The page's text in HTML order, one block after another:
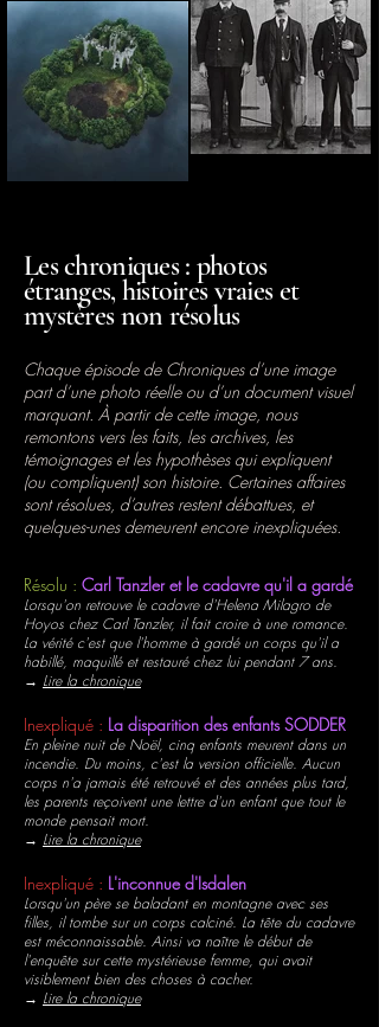
Les chroniques : photos
étranges, histoires vraies et
mystères non résolus
Chaque épisode de Chroniques d’une image
part d’une photo réelle ou d’un document visuel
marquant. À partir de cette image, nous
remontons vers les faits, les archives, les
témoignages et les hypothèses qui expliquent
(ou compliquent) son histoire. Certaines affaires
sont résolues, d’autres restent débattues, et
quelques-unes demeurent encore inexpliquées.
Résolu : Carl Tanzler et le cadavre qu'il a gardé
Lorsqu'on retrouve le cadavre d'Helena Milagro de
Hoyos chez Carl Tanzler, il fait croire à une romance.
La vérité c'est que l'homme à gardé un corps qu'il a
habillé, maquillé et restauré chez lui pendant 7 ans.
→ Lire la chronique
Inexpliqué : La disparition des enfants SODDER
En pleine nuit de Noël, cinq enfants meurent dans un
incendie. Du moins, c'est la version officielle. Aucun
corps n'a jamais été retrouvé et des années plus tard,
les parents reçoivent une lettre d'un enfant que tout le
monde pensait mort.
→ Lire la chronique
Inexpliqué : L'inconnue d'Isdalen
Lorsqu'un père se baladant en montagne avec ses
filles, il tombe sur un corps calciné. La tête du cadavre
est méconnaissable. Ainsi va naître le début de
l'enquête sur cette mystérieuse femme, qui avait
visiblement bien des choses à cacher.
→ Lire la chronique